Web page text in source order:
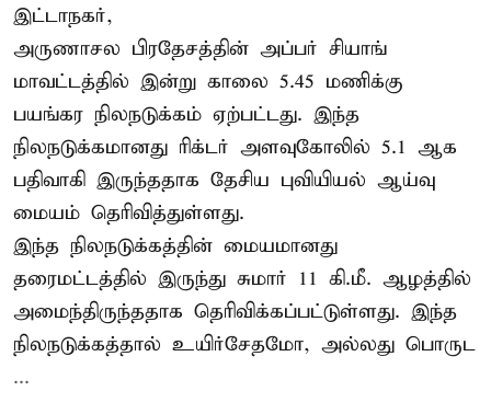
இட்டாநகர்,
அருணாசல பிரதேசத்தின் அப்பர் சியாங்
மாவட்டத்தில் இன்று காலை 5.45 மணிக்கு
பயங்கர நிலநடுக்கம் ஏற்பட்டது. இந்த
நிலநடுக்கமானது ரிக்டர் அளவுகோலில் 5.1 ஆக
பதிவாகி இருந்ததாக தேசிய புவியியல் ஆய்வு
மையம் தெரிவித்துள்ளது.
இந்த நிலநடுக்கத்தின் மையமானது
தரைமட்டத்தில் இருந்து சுமார் 11 கி.மீ. ஆழத்தில்
அமைந்திருந்ததாக தெரிவிக்கப்பட்டுள்ளது. இந்த
நிலநடுக்கத்தால் உயிர்சேதமோ, அல்லது பொருட
...